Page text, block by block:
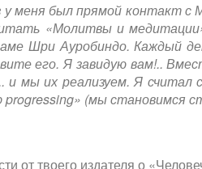
меня был прямой контакт с
«Молитвы и
Шри Ауробиндо. Каждый
его. Я завидую вам!..
и мы их реализуем. Я считал
progressing» (мы становимся
от твоего издателя о